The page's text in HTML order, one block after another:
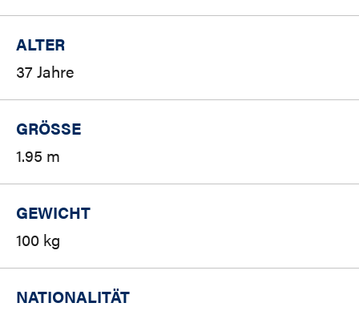
ALTER
37 Jahre
GRÖSSE
1.95 m
GEWICHT
100 kg
NATIONALITÄT